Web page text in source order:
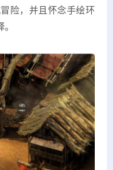
险，并且怀念手绘环